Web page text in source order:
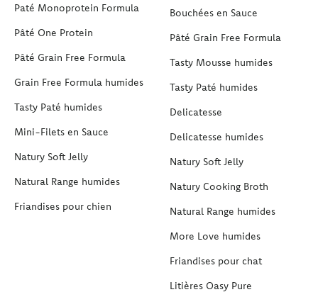
Paté Monoprotein Formula
Pâté One Protein
Pâté Grain Free Formula
Grain Free Formula humides
Tasty Paté humides
Mini-Filets en Sauce
Natury Soft Jelly
Natural Range humides
Friandises pour chien
Bouchées en Sauce
Pâté Grain Free Formula
Tasty Mousse humides
Tasty Paté humides
Delicatesse
Delicatesse humides
Natury Soft Jelly
Natury Cooking Broth
Natural Range humides
More Love humides
Friandises pour chat
Litières Oasy Pure